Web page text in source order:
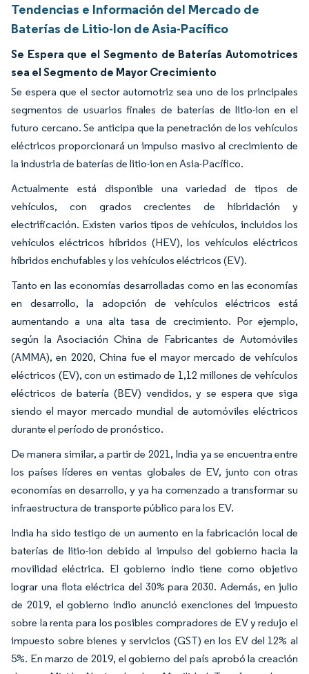
Tendencias e Información del Mercado de
Baterías de Litio-Ion de Asia-Pacífico
Se Espera que el Segmento de Baterías Automotrices
sea el Segmento de Mayor Crecimiento
Se espera que el sector automotriz sea uno de los principales
segmentos de usuarios finales de baterías de litio-ion en el
futuro cercano. Se anticipa que la penetración de los vehículos
eléctricos proporcionará un impulso masivo al crecimiento de
la industria de baterías de litio-ion en Asia-Pacífico.
Actualmente está disponible una variedad de tipos de
vehículos, con grados crecientes de hibridación y
electrificación. Existen varios tipos de vehículos, incluidos los
vehículos eléctricos híbridos (HEV), los vehículos eléctricos
híbridos enchufables y los vehículos eléctricos (EV).
Tanto en las economías desarrolladas como en las economías
en desarrollo, la adopción de vehículos eléctricos está
aumentando a una alta tasa de crecimiento. Por ejemplo,
según la Asociación China de Fabricantes de Automóviles
(AMMA), en 2020, China fue el mayor mercado de vehículos
eléctricos (EV), con un estimado de 1,12 millones de vehículos
eléctricos de batería (BEV) vendidos, y se espera que siga
siendo el mayor mercado mundial de automóviles eléctricos
durante el período de pronóstico.
De manera similar, a partir de 2021, India ya se encuentra entre
los países líderes en ventas globales de EV, junto con otras
economías en desarrollo, y ya ha comenzado a transformar su
infraestructura de transporte público para los EV.
India ha sido testigo de un aumento en la fabricación local de
baterías de litio-ion debido al impulso del gobierno hacia la
movilidad eléctrica. El gobierno indio tiene como objetivo
lograr una flota eléctrica del 30% para 2030. Además, en julio
de 2019, el gobierno indio anunció exenciones del impuesto
sobre la renta para los posibles compradores de EV y redujo el
impuesto sobre bienes y servicios (GST) en los EV del 12% al
5%. En marzo de 2019, el gobierno del país aprobó la creación